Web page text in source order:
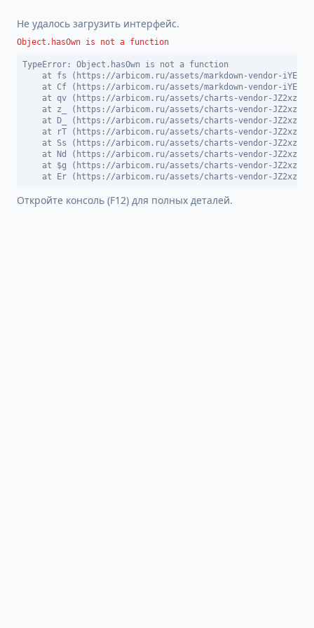
Не удалось загрузить интерфейс.
Object.hasOwn is not a function
TypeError: Object.hasOwn is not a function
at fs (https://arbicom.ru/assets/markdown-vendor-
at Cf (https://arbicom.ru/assets/markdown-vendor-
at qv (https://arbicom.ru/assets/charts-vendor-
at z_ (https://arbicom.ru/assets/charts-vendor-
at D_ (https://arbicom.ru/assets/charts-vendor-
at rT (https://arbicom.ru/assets/charts-vendor-
at Ss (https://arbicom.ru/assets/charts-vendor-
at Nd (https://arbicom.ru/assets/charts-vendor-
at $g (https://arbicom.ru/assets/charts-vendor-
at Er (https://arbicom.ru/assets/charts-vendor-
Откройте консоль (F12) для полных деталей.